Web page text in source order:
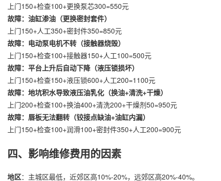
上门150+检查100+更换泵芯300=550元
故障：油缸渗油（更换密封套件）
上门150+人工350+密封件350=850元
故障：电动泵电机不转（接触器烧毁）
上门150+检查100+接触器150+人工100=500元
故障：平台上升后自动下降（液压锁损坏）
上门150+检查150+液压锁600+人工200=1100元
故障：地坑积水导致液压油乳化（换油+清洗+干燥）
上门200+检查100+换油400+清洗200+干燥剂50=950元
故障：唇板无法翻转（铰接点缺油+油缸内漏）
上门150+检查100+润滑100+密封件350+人工200=900元
四、影响维修费用的因素
地区：主城区最低，近郊区高10%-20%，远郊区高20%-40%。